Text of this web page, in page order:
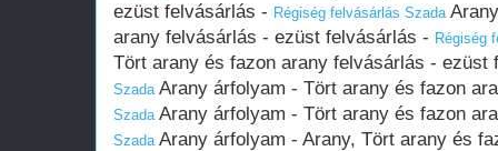
ezüst felvásárlás - Régiség felvásárlás Szada
arany felvásárlás - ezüst felvásárlás - Régiség
Tört arany és fazon arany felvásárlás -
SzadaArany árfolyam - Tört arany és fazon
SzadaArany árfolyam - Tört arany és fazon
SzadaArany árfolyam - Arany, Tört arany és